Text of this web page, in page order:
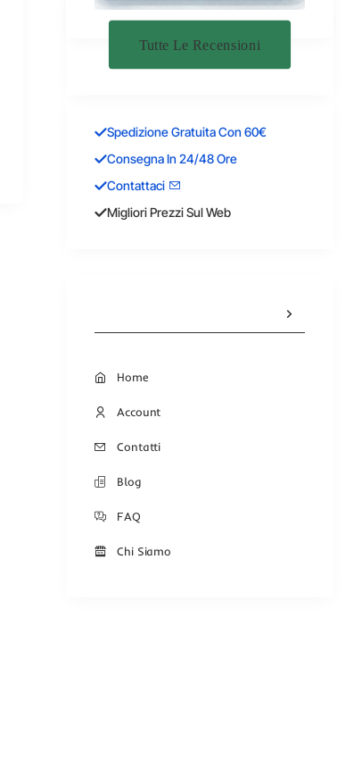
Tutte Le Recensioni
Spedizione Gratuita Con 60€
Consegna In 24/48 Ore
Contattaci
Migliori Prezzi Sul Web
Home
Account
Contatti
Blog
FAQ
Chi Siamo